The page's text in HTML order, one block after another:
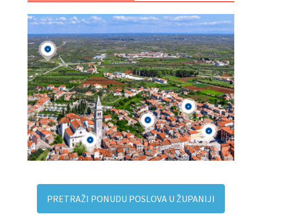
PRETRAŽI PONUDU POSLOVA U ŽUPANIJI